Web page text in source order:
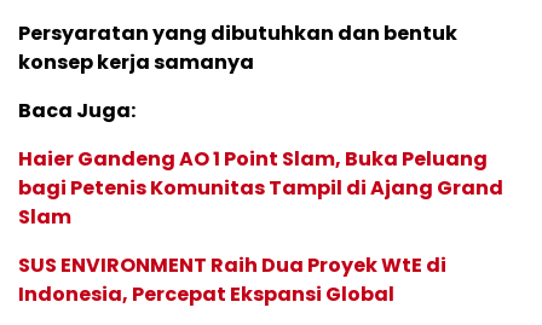
Persyaratan yang dibutuhkan dan bentuk
konsep kerja samanya
Baca Juga:
Haier Gandeng AO 1 Point Slam, Buka Peluang
bagi Petenis Komunitas Tampil di Ajang Grand
Slam
SUS ENVIRONMENT Raih Dua Proyek WtE di
Indonesia, Percepat Ekspansi Global